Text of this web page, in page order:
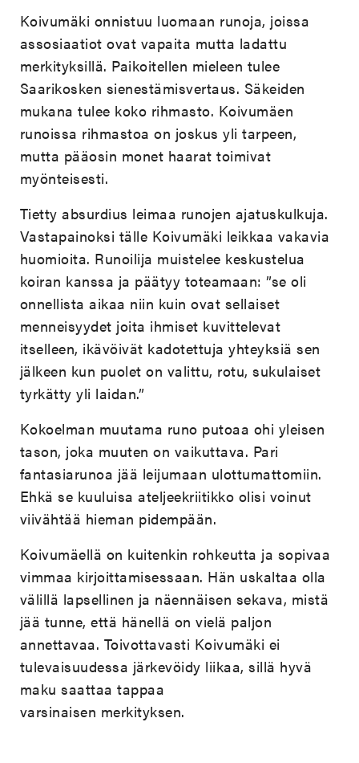
Koivumäki onnistuu luomaan runoja, joissa
assosiaatiot ovat vapaita mutta ladattu
merkityksillä. Paikoitellen mieleen tulee
Saarikosken sienestämisvertaus. Säkeiden
mukana tulee koko rihmasto. Koivumäen
runoissa rihmastoa on joskus yli tarpeen,
mutta pääosin monet haarat toimivat
myönteisesti.
Tietty absurdius leimaa runojen ajatuskulkuja.
Vastapainoksi tälle Koivumäki leikkaa vakavia
huomioita. Runoilija muistelee keskustelua
koiran kanssa ja päätyy toteamaan: ”se oli
onnellista aikaa niin kuin ovat sellaiset
menneisyydet joita ihmiset kuvittelevat
itselleen, ikävöivät kadotettuja yhteyksiä sen
jälkeen kun puolet on valittu, rotu, sukulaiset
tyrkätty yli laidan.”
Kokoelman muutama runo putoaa ohi yleisen
tason, joka muuten on vaikuttava. Pari
fantasiarunoa jää leijumaan ulottumattomiin.
Ehkä se kuuluisa ateljeekriitikko olisi voinut
viivähtää hieman pidempään.
Koivumäellä on kuitenkin rohkeutta ja sopivaa
vimmaa kirjoittamisessaan. Hän uskaltaa olla
välillä lapsellinen ja näennäisen sekava, mistä
jää tunne, että hänellä on vielä paljon
annettavaa. Toivottavasti Koivumäki ei
tulevaisuudessa järkevöidy liikaa, sillä hyvä
maku saattaa tappaa
varsinaisen merkityksen.